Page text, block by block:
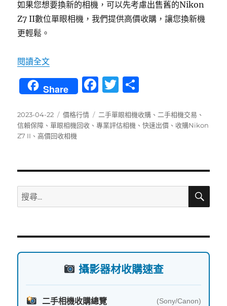
如果您想要換新的相機，可以先考慮出售舊的Nikon
Z7 II數位單眼相機，我們提供高價收購，讓您換新機
更輕鬆。
閱讀全文〈「新機出爐，賣舊換新！」高價收購Nikon
Share
F
c
e
o
o
T
it
te
發
佈
日
2023-04-22
分
類
價格行情
標
籤
二手單眼相機收購 、 二手相機交易 、
信賴保障 、 單眼相機回收 、專業評估相機 、快速出價 、 收購Nikon
Z7 II 、高價回收相機
搜
尋
鍵
字:
搜
攝影器材收購速查
二手相機收購總覽 (Sony/Canon)